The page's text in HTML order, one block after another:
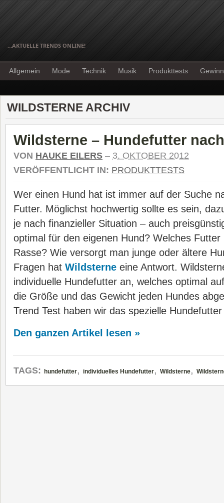
…AKTUELLE TRENDS ONLINE!
Allgemein Mode Technik Musik Produkttests
WILDSTERNE ARCHIV
Wildsterne – Hundefutter
VON HAUKE EILERS – 3. OKTOBER 2012
VERÖFFENTLICHT IN: PRODUKTTESTS
Wer einen Hund hat ist immer auf der Suche
Futter. Möglichst hochwertig sollte es sein,
je nach finanzieller Situation – auch
optimal für den eigenen Hund? Welches Futter
Rasse? Wie versorgt man junge oder ältere
Fragen hat Wildsterne eine Antwort.
individuelle Hundefutter an, welches optimal
die Größe und das Gewicht jeden Hundes
Trend Test haben wir das spezielle
Den ganzen Artikel lesen »
TAGS: hundefutter, individuelles Hundefutter, Wildsterne,